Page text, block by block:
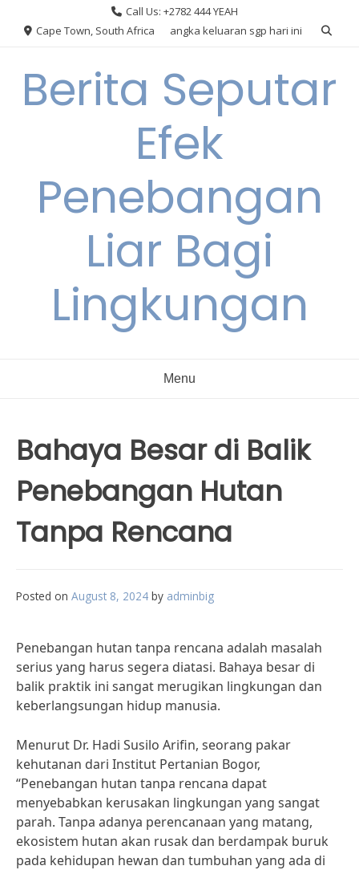
Call Us: +2782 444 YEAH
Cape Town, South Africa
angka keluaran sgp hari ini
Berita Seputar
Efek
Penebangan
Liar Bagi
Lingkungan
Menu
Bahaya Besar di Balik
Penebangan Hutan
Tanpa Rencana
Posted on August 8, 2024 by adminbig
Penebangan hutan tanpa rencana adalah masalah
serius yang harus segera diatasi. Bahaya besar di
balik praktik ini sangat merugikan lingkungan dan
keberlangsungan hidup manusia.
Menurut Dr. Hadi Susilo Arifin, seorang pakar
kehutanan dari Institut Pertanian Bogor,
“Penebangan hutan tanpa rencana dapat
menyebabkan kerusakan lingkungan yang sangat
parah. Tanpa adanya perencanaan yang matang,
ekosistem hutan akan rusak dan berdampak buruk
pada kehidupan hewan dan tumbuhan yang ada di